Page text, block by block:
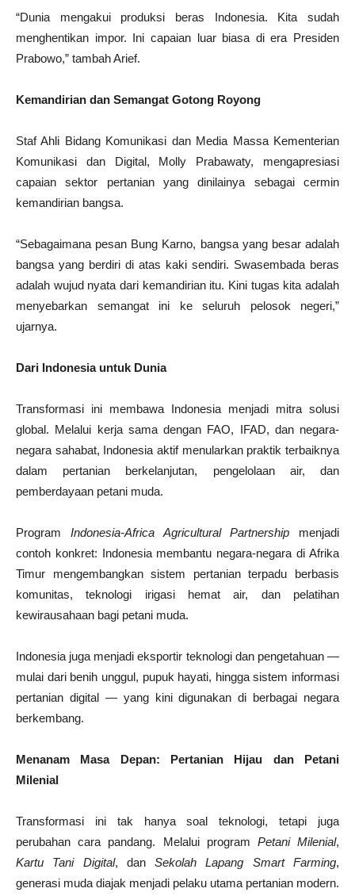
“Dunia mengakui produksi beras Indonesia. Kita sudah
menghentikan impor. Ini capaian luar biasa di era Presiden
Prabowo,” tambah Arief.
Kemandirian dan Semangat Gotong Royong
Staf Ahli Bidang Komunikasi dan Media Massa Kementerian
Komunikasi dan Digital, Molly Prabawaty, mengapresiasi
capaian sektor pertanian yang dinilainya sebagai cermin
kemandirian bangsa.
“Sebagaimana pesan Bung Karno, bangsa yang besar adalah
bangsa yang berdiri di atas kaki sendiri. Swasembada beras
adalah wujud nyata dari kemandirian itu. Kini tugas kita adalah
menyebarkan semangat ini ke seluruh pelosok negeri,”
ujarnya.
Dari Indonesia untuk Dunia
Transformasi ini membawa Indonesia menjadi mitra solusi
global. Melalui kerja sama dengan FAO, IFAD, dan negara-
negara sahabat, Indonesia aktif menularkan praktik terbaiknya
dalam pertanian berkelanjutan, pengelolaan air, dan
pemberdayaan petani muda.
Program Indonesia-Africa Agricultural Partnership menjadi
contoh konkret: Indonesia membantu negara-negara di Afrika
Timur mengembangkan sistem pertanian terpadu berbasis
komunitas, teknologi irigasi hemat air, dan pelatihan
kewirausahaan bagi petani muda.
Indonesia juga menjadi eksportir teknologi dan pengetahuan —
mulai dari benih unggul, pupuk hayati, hingga sistem informasi
pertanian digital — yang kini digunakan di berbagai negara
berkembang.
Menanam Masa Depan: Pertanian Hijau dan Petani
Milenial
Transformasi ini tak hanya soal teknologi, tetapi juga
perubahan cara pandang. Melalui program Petani Milenial,
Kartu Tani Digital, danSekolah Lapang Smart Farming,
generasi muda diajak menjadi pelaku utama pertanian modern.